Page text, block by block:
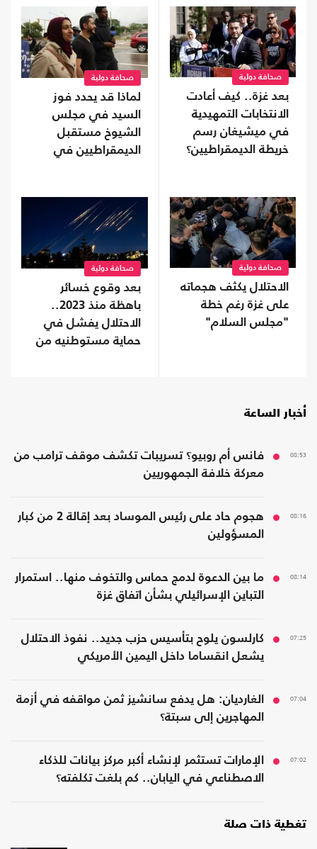
صحافة دولية
بعد غزة.. كيف أعادت
الانتخابات التمهيدية
في ميشيغان رسم
خريطة الديمقراطيين؟
صحافة دولية
لماذا قد يحدد فوز
السيد في مجلس
الشيوخ مستقبل
الديمقراطيين في
صحافة دولية
الاحتلال يكثف هجماته
على غزة رغم خطة
"مجلس السلام"
صحافة دولية
بعد وقوع خسائر
باهظة منذ 2023..
الاحتلال يفشل في
حماية مستوطنيه من
أخبار الساعة
08:53
فانس أم روبيو؟ تسريبات تكشف موقف ترامب من
معركة خلافة الجمهوريين
08:16
هجوم حاد على رئيس الموساد بعد إقالة 2 من كبار
المسؤولين
08:14
ما بين الدعوة لدمج حماس والتخوف منها.. استمرار
التباين الإسرائيلي بشأن اتفاق غزة
07:25
كارلسون يلوح بتأسيس حزب جديد.. نفوذ الاحتلال
يشعل انقساما داخل اليمين الأمريكي
07:04
الغارديان: هل يدفع سانشيز ثمن مواقفه في أزمة
المهاجرين إلى سبتة؟
07:02
الإمارات تستثمر لإنشاء أكبر مركز بيانات للذكاء
الاصطناعي في اليابان.. كم بلغت تكلفته؟
تغطية ذات صلة